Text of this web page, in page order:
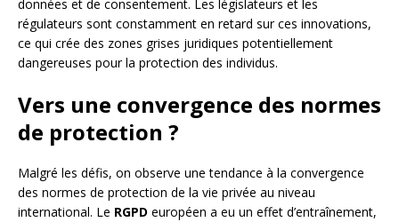
données et de consentement. Les législateurs et les
régulateurs sont constamment en retard sur ces innovations,
ce qui crée des zones grises juridiques potentiellement
dangereuses pour la protection des individus.
Vers une convergence des normes
de protection ?
Malgré les défis, on observe une tendance à la convergence
des normes de protection de la vie privée au niveau
international. Le RGPD européen a eu un effet d’entraînement,